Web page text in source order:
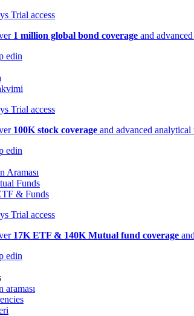
Trial access
1 million global bond coverage and
edin
Trial access
100K stock coverage and advanced analytical
edin
Araması
Funds
& Funds
Trial access
17K ETF & 140K Mutual fund coverage
edin
araması